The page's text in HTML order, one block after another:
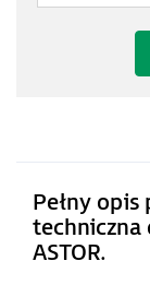
Pełny
techniczna
ASTOR.